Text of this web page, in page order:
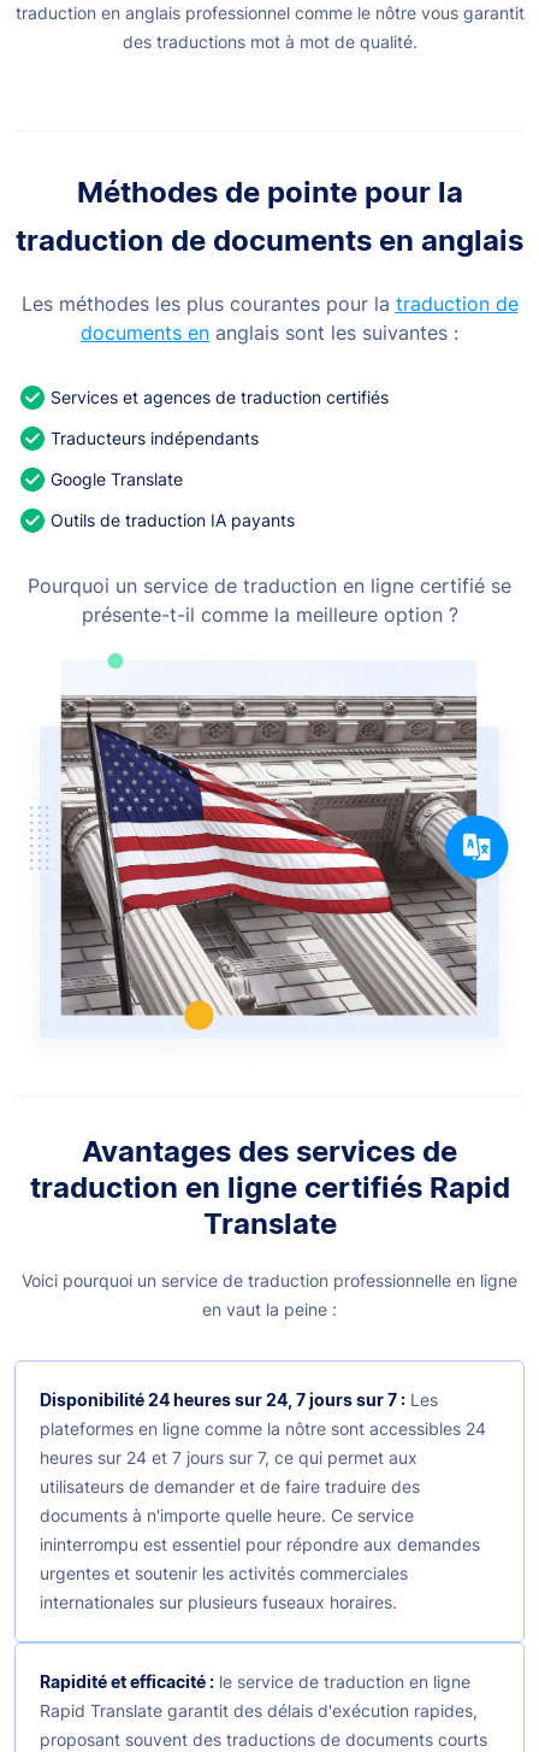
traduction en anglais professionnel comme le nôtre vous garantit
des traductions mot à mot de qualité.
Méthodes de pointe pour la
traduction de documents en anglais
Les méthodes les plus courantes pour la traduction de
documents en anglais sont les suivantes :
Services et agences de traduction certifiés
Traducteurs indépendants
Google Translate
Outils de traduction IA payants
Pourquoi un service de traduction en ligne certifié se
présente-t-il comme la meilleure option ?
Avantages des services de
traduction en ligne certifiés Rapid
Translate
Voici pourquoi un service de traduction professionnelle en ligne
en vaut la peine :
Disponibilité 24 heures sur 24, 7 jours sur 7 : Les
plateformes en ligne comme la nôtre sont accessibles 24
heures sur 24 et 7 jours sur 7, ce qui permet aux
utilisateurs de demander et de faire traduire des
documents à n'importe quelle heure. Ce service
ininterrompu est essentiel pour répondre aux demandes
urgentes et soutenir les activités commerciales
internationales sur plusieurs fuseaux horaires.
Rapidité et efficacité : le service de traduction en ligne
Rapid Translate garantit des délais d'exécution rapides,
proposant souvent des traductions de documents courts